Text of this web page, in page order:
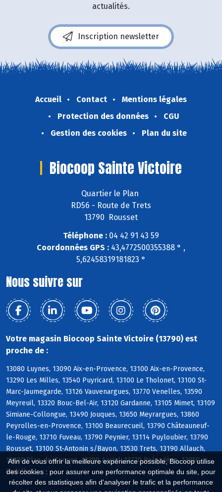
Afin de vous offrir la meilleure expérience possible, Biocoop utilise
des cookies : pour assurer une performance optimale du site, pour
récolter des statistiques afin d'analyser le trafic et la performance
actualités.
Inscription newsletter
Accueil Contact
Mentions légales
Protection des données
CGU
Gestion des cookies
Plan du site
Biocoop Sainte Victoire
Quartier le Plan
RD56 - Route de Trets
13790 Rousset
Téléphone : 04 42 91 43 59
Coordonnées GPS : 43,4772500355388 ° ,
5,62458319181823 °
Nous suivre sur
Votre magasin Biocoop Sainte Victoire (13790) est
proche de :
13080 Luynes, 13090 Aix-en-Provence, 13100 Aix-en-Provence,
13290 Les Milles, 13540 Puyricard, 13100 Le Tholonet, 13100 St-
Marc-Jaumegarde, 13126 Vauvenargues, 13770 Venelles, 13590
Meyreuil, 13320 Bouc-Bel-Air, 13120 Gardanne, 13105 Mimet, 13109
Simiane-Collongue, 13490 Jouques, 13650 Meyrargues, 13860
Peyrolles-en-Provence, 13100 Beaurecueil, 13790 Châteauneuf-
le-Rouge, 13710 Fuveau, 13790 Peynier, 13114 Puyloubier, 13790
Rousset, 13100 St-Antonin s/Bayon, 13530 Trets, 13190 Allauch,
13380 Plan-de-Cuques, 13390 Auriol, 13720 Belcodène, 13950
Cadolive